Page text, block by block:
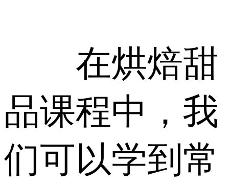
在烘焙甜
品课程中，我
们可以学到常